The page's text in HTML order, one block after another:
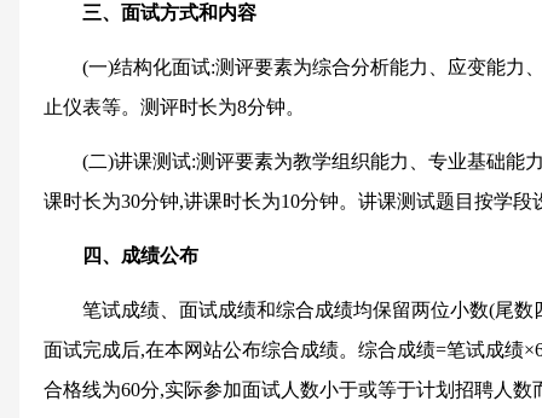
三、面试方式和内容
(一)结构化面试:测评要素为综合分析能力、应变能力
止仪表等。测评时长为8分钟。
(二)讲课测试:测评要素为教学组织能力、专业基础能
课时长为30分钟,讲课时长为10分钟。讲课测试题目按学段
四、成绩公布
笔试成绩、面试成绩和综合成绩均保留两位小数(尾
面试完成后,在本网站公布综合成绩。综合成绩=笔试成绩
合格线为60分,实际参加面试人数小于或等于计划招聘人